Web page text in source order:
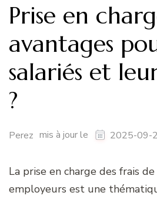
Prise en
avantages
salariés et
?
Perez mis à jour le 2025-09-
La prise en charge des frais
employeurs est une